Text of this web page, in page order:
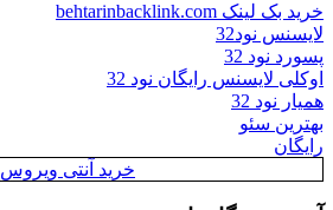
خرید بک لینک behtarinbacklink.com
لایسنس نود32
پسورد نود 32
اوکلی لایسنس رایگان نود 32
همیار نود 32
بهترین سئو
رایگان
خرید آنتی ویروس